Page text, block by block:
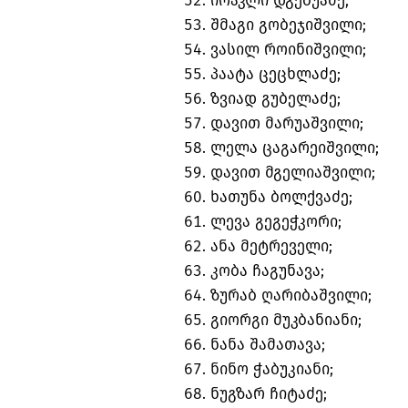
შმაგი გობეჯიშვილი;
ვასილ როინიშვილი;
პაატა ცეცხლაძე;
ზვიად გუბელაძე;
დავით მარუაშვილი;
ლელა ცაგარეიშვილი;
დავით მგელიაშვილი;
ხათუნა ბოლქვაძე;
ლევა გეგეჭკორი;
ანა მეტრეველი;
კობა ჩაგუნავა;
ზურაბ ღარიბაშვილი;
გიორგი მუკბანიანი;
ნანა შამათავა;
ნინო ჭაბუკიანი;
ნუგზარ ჩიტაძე;